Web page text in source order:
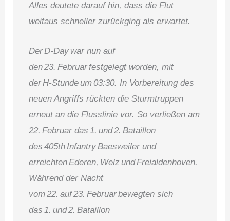
Alles deutete darauf hin, dass die Flut
weitaus schneller zurückging als erwartet.
Der D‑Day war nun auf
den 23. Februar festgelegt worden, mit
der H‑Stunde um 03:30. In Vorbereitung des
neuen Angriffs rückten die Sturmtruppen
erneut an die Flusslinie vor. So verließen am
22. Februar das 1. und 2. Bataillon
des 405th Infantry Baesweiler und
erreichten Ederen, Welz und Freialdenhoven.
Während der Nacht
vom 22. auf 23. Februar bewegten sich
das 1. und 2. Bataillon